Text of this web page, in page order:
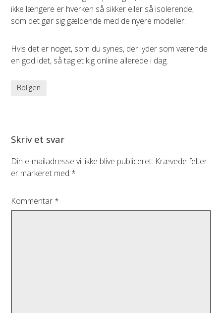
ikke længere er hverken så sikker eller så isolerende,
som det gør sig gældende med de nyere modeller.
Hvis det er noget, som du synes, der lyder som værende
en god idet, så tag et kig online allerede i dag.
Boligen
Skriv et svar
Din e-mailadresse vil ikke blive publiceret. Krævede felter
er markeret med *
Kommentar *